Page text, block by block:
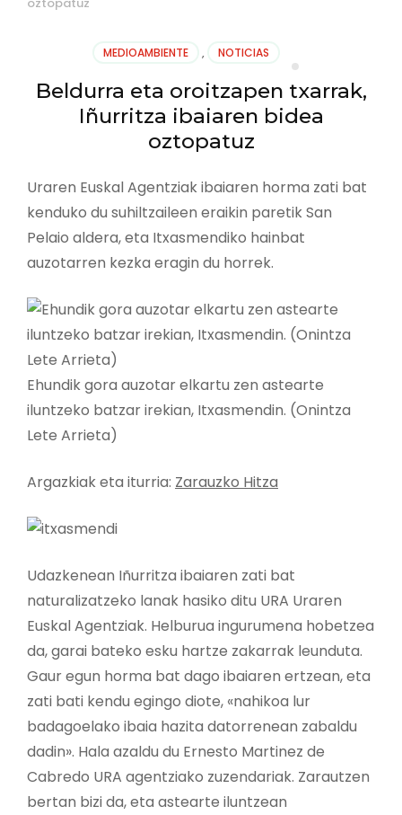
MEDIOAMBIENTE , NOTICIAS
Beldurra eta oroitzapen txarrak,
Iñurritza ibaiaren bidea
oztopatuz
Uraren Euskal Agentziak ibaiaren horma zati bat
kenduko du suhiltzaileen eraikin paretik San
Pelaio aldera, eta Itxasmendiko hainbat
auzotarren kezka eragin du horrek.
Ehundik gora auzotar elkartu zen astearte
iluntzeko batzar irekian, Itxasmendin. (Onintza
Lete Arrieta)
Argazkiak eta iturria: Zarauzko Hitza
Udazkenean Iñurritza ibaiaren zati bat
naturalizatzeko lanak hasiko ditu URA Uraren
Euskal Agentziak. Helburua ingurumena hobetzea
da, garai bateko esku hartze zakarrak leunduta.
Gaur egun horma bat dago ibaiaren ertzean, eta
zati bati kendu egingo diote, «nahikoa lur
badagoelako ibaia hazita datorrenean zabaldu
dadin». Hala azaldu du Ernesto Martinez de
Cabredo URA agentziako zuzendariak. Zarautzen
bertan bizi da, eta astearte iluntzean